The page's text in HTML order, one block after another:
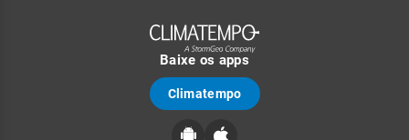
Baixe os apps
Climatempo